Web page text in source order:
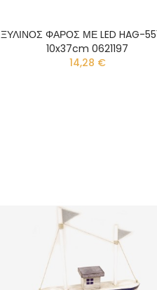
ΞΥΛΙΝΟΣ ΦΑΡΟΣ ΜΕ LED HAG-
10x37cm 0621197
14,28 €